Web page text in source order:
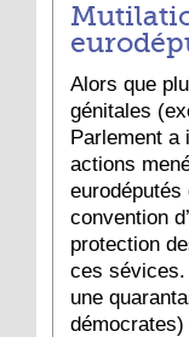
Alors que
génitales
Parlement a
actions
eurodéputés
convention
protection
ces sévices.
une